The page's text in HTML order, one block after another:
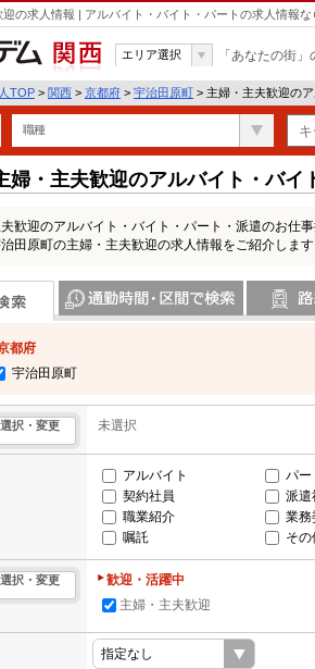
の求人情報 | アルバイト・バイト・パートの求人情報な
関西
エリア選択 「あなたの街
TOP > 関西 > 京都府 > 宇治田原町 > 主婦・主夫歓迎の
職種
婦・主夫歓迎のアルバイト・バイ
歓迎のアルバイト・バイト・パート・派遣のお仕
田原町の主婦・主夫歓迎の求人情報をご紹介します
都府
宇治田原町
選択・変更 未選択
アルバイト パー
契約社員
派遣
職業紹介
業務
嘱託
その
選択・変更
歓迎・活躍中
主婦・主夫歓迎